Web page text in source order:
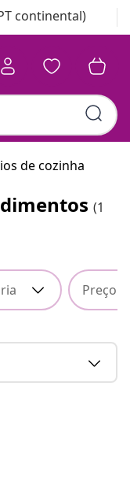
continental)
de cozinha
(1
Preço